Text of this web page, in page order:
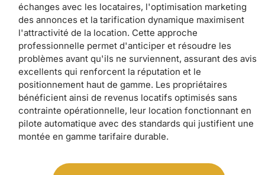
échanges avec les locataires, l'optimisation marketing
des annonces et la tarification dynamique maximisent
l'attractivité de la location. Cette approche
professionnelle permet d'anticiper et résoudre les
problèmes avant qu'ils ne surviennent, assurant des avis
excellents qui renforcent la réputation et le
positionnement haut de gamme. Les propriétaires
bénéficient ainsi de revenus locatifs optimisés sans
contrainte opérationnelle, leur location fonctionnant en
pilote automatique avec des standards qui justifient une
montée en gamme tarifaire durable.